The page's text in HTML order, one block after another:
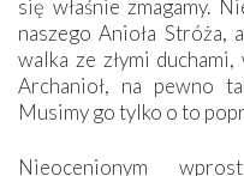
się właśnie zmagamy.
naszego Anioła Stróża,
walka ze złymi
Archanioł, na pewno
Musimy go tylko o to
Nieocenionym